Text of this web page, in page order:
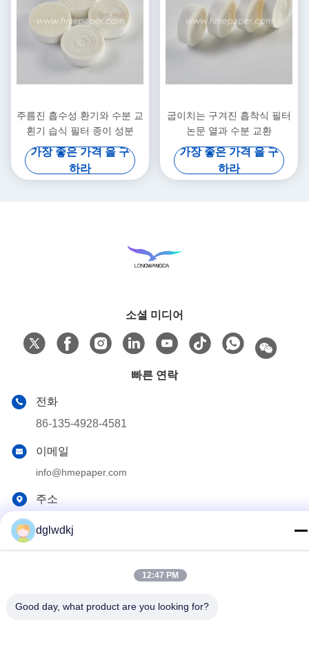
주름진 흡수성 환기와 수분 교
횐기 습식 필터 종이 성분
가장 좋은 가격 을 구
하라
굽이치는 구겨진 흡착식 필터
논문 열과 수분 교환
가장 좋은 가격 을 구
하라
소셜 미디어
빠른 연락
전화
86-135-4928-4581
이메일
info@hmepaper.com
주소
이테크 지역, 중국 광둥 성 후이저우 시
개인정보 보호 정책|사이트맵
중국 좋은 품질 hme 필터 페이퍼 공급자. 저작권 2022-2026
dglwdkj
12:47 PM
Good day, what product are you looking for?